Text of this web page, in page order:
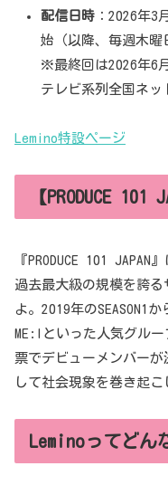
配信日時 ：2026年3
始（以降、毎週木曜
※最終回は2026年6
テレビ系列全国ネッ
Lemino特設ページ
【PRODUCE 101
『PRODUCE 101
過去最大級の規模を誇
よ。2019年のSEASON1
ME:Iといった人気グル
票でデビューメンバー
して社会現象を巻き起こ
Leminoってどん